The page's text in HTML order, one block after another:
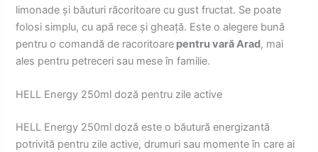
limonade și băuturi răcoritoare cu gust fructat. Se poate
folosi simplu, cu apă rece și gheață. Este o alegere bună
pentru o comandă de racoritoare pentru vară Arad, mai
ales pentru petreceri sau mese în familie.
HELL Energy 250ml doză pentru zile active
HELL Energy 250ml doză este o băutură energizantă
potrivită pentru zile active, drumuri sau momente în care ai